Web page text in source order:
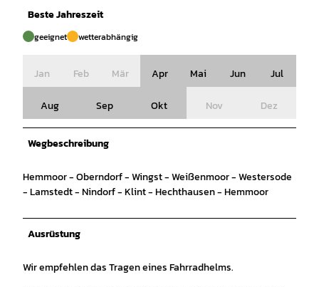
Beste Jahreszeit
geeignet wetterabhängig
Jan Feb Mär Apr Mai Jun Jul
Aug Sep Okt Nov Dez
Wegbeschreibung
Hemmoor - Oberndorf - Wingst - Weißenmoor - Westersode
- Lamstedt - Nindorf - Klint - Hechthausen - Hemmoor
Ausrüstung
Wir empfehlen das Tragen eines Fahrradhelms.